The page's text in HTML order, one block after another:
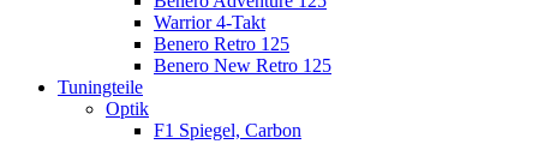
Warrior 4-Takt
Benero Retro 125
Benero New Retro 125
Tuningteile
Optik
F1 Spiegel, Carbon